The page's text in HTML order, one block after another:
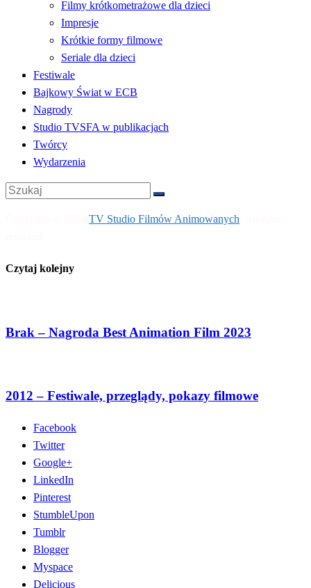
Filmy krótkometrażowe dla dzieci
Impresje
Krótkie formy filmowe
Seriale dla dzieci
Festiwale
Bajkowy Świat w ECB
Nagrody
Studio TVSFA w publikacjach
Twórcy
Wydarzenia
TV Studio Filmów Animowanych
Czytaj kolejny
Brak – Nagroda Best Animation Film 2023
2012 – Festiwale, przeglądy, pokazy filmowe
Facebook
Twitter
Google+
LinkedIn
Pinterest
StumbleUpon
Tumblr
Blogger
Myspace
Delicious